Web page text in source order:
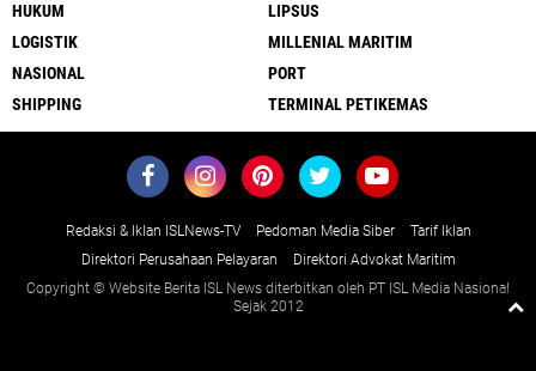
HUKUM
LIPSUS
LOGISTIK
MILLENIAL MARITIM
NASIONAL
PORT
SHIPPING
TERMINAL PETIKEMAS
Redaksi & Iklan ISLNews-TV Pedoman Media Siber
Tarif Iklan
Direktori Perusahaan Pelayaran
Direktori Advokat Maritim
Copyright © Website Berita ISL News diterbitkan oleh PT ISL Media Nasional
Sejak 2012